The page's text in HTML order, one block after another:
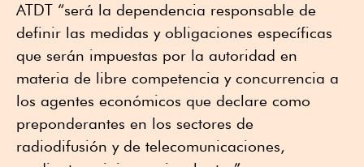
ATDT “será la dependencia responsable de
definir las medidas y obligaciones específicas
que serán impuestas por la autoridad en
materia de libre competencia y concurrencia a
los agentes económicos que declare como
preponderantes en los sectores de
radiodifusión y de telecomunicaciones,